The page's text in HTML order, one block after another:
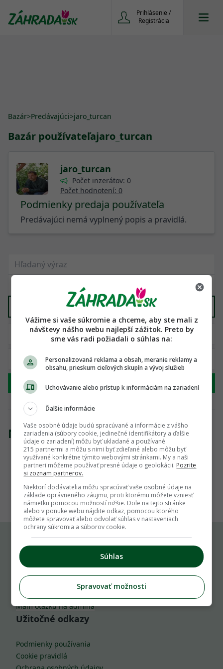
Prihlásenie /
Registrácia
Bazár>Predávajúci>jaro_turcan
Bazár používateľajaro_turcan
jaro_turcan
Počet inzerátov: 0
Počet hodnotení: 0
Podmienky predaja používateľa
Predávajúci nemá vyplnený popis a pravidlá.
Záhrada
Hľadať
Nenašli sme žiadny produkt
1
Komu môžeš napísať
info@zahrada.sk
Nahlás chybu
Mám otázku na admina
Užitočné odkazy
Podmienky používania
Cookie pravidlá
Vážime si vaše súkromie a chceme, aby ste mali z
návštevy nášho webu najlepší zážitok. Preto by
sme vás radi požiadali o súhlas na:
Personalizovaná reklama a obsah, meranie reklamy a
obsahu, prieskum cieľových skupín a vývoj služieb
Uchovávanie alebo prístup k informáciám na zariadení
Ďalšie informácie
Vaše osobné údaje budú spracúvané a informácie z vášho
zariadenia (súbory cookie, jedinečné identifikátory a ďalšie
údaje o zariadení) môžu byť ukladané a používané
215 partnermi a môžu s nimi byť zdieľané alebo môžu byť
využívané konkrétne týmito webovými stránkami. My a naši
partneri môžeme používať presné údaje o geolokácii. Pozrite
si zoznam partnerov.
Niektorí dodávatelia môžu spracúvať vaše osobné údaje na
základe oprávneného záujmu, proti ktorému môžete vzniesť
námietku pomocou možností nižšie. Dole na tejto stránke
alebo v ponuke webu nájdite odkaz, pomocou ktorého
môžete spravovať alebo odvolať súhlas v nastaveniach
ochrany súkromia a súborov cookie.
Súhlas
Spravovať možnosti